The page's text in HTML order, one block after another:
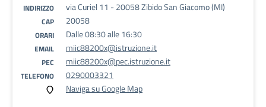
INDIRIZZO via Curiel 11 - 20058 Zibido San Giacomo (MI)
CAP 20058
ORARI Dalle 08:30 alle 16:30
EMAIL miic88200x@istruzione.it
PEC miic88200x@pec.istruzione.it
TELEFONO
0290003321
Naviga su Google Map